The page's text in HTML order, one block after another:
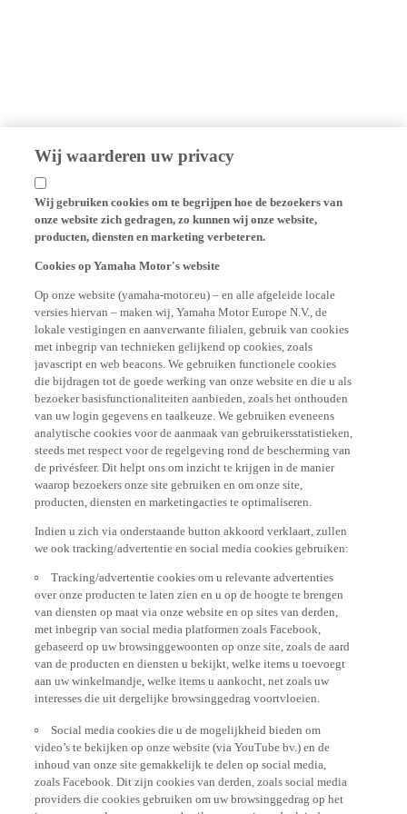
Wij waarderen uw privacy
Wij gebruiken cookies om te begrijpen hoe de bezoekers van
onze website zich gedragen, zo kunnen wij onze website,
producten, diensten en marketing verbeteren.
versies hiervan – maken wij, Yamaha Motor Europe N.V., de
lokale vestigingen en aanverwante filialen, gebruik van cookies
met inbegrip van technieken gelijkend op cookies, zoals
javascript en web beacons. We gebruiken functionele cookies
die bijdragen tot de goede werking van onze website en die u als
bezoeker basisfunctionaliteiten aanbieden, zoals het onthouden
van uw login gegevens en taalkeuze. We gebruiken eveneens
analytische cookies voor de aanmaak van gebruikersstatistieken,
steeds met respect voor de regelgeving rond de bescherming van
de privésfeer. Dit helpt ons om inzicht te krijgen in de manier
waarop bezoekers onze site gebruiken en om onze site,
producten, diensten en marketingacties te optimaliseren.
we ook tracking/advertentie en social media cookies gebruiken:
over onze producten te laten zien en u op de hoogte te brengen
van diensten op maat via onze website en op sites van derden,
met inbegrip van social media platformen zoals Facebook,
gebaseerd op uw browsinggewoonten op onze site, zoals de aard
van de producten en diensten u bekijkt, welke items u toevoegt
aan uw winkelmandje, welke items u aankocht, net zoals uw
interesses die uit dergelijke browsinggedrag voortvloeien.
video’s te bekijken op onze website (via YouTube bv.) en de
inhoud van onze site gemakkelijk te delen op social media,
zoals Facebook. Dit zijn cookies van derden, zoals social media
providers die cookies gebruiken om uw browsinggedrag op het
internet te analyseren en te gebruiken voor eigen doeleinden.